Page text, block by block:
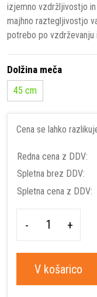
izjemno vzdržljivostjo
majhno raztegljivostjo
potrebo po vzdrževanju
Dolžina meča
45 cm
Cena se lahko
Redna cena z DDV:
Spletna brez DDV:
Spletna cena z DDV:
- +
V košarico